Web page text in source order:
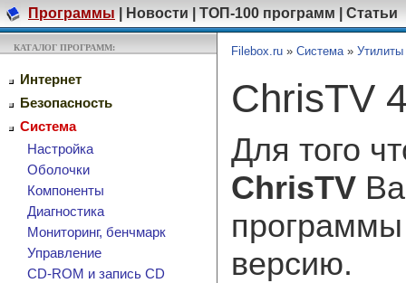
Программы Новости ТОП-100 программ Статьи
КАТАЛОГ ПРОГРАММ:
Интернет
Безопасность
Система
Настройка
Оболочки
Компоненты
Диагностика
Мониторинг, бенчмарк
Управление
CD-ROM и запись CD
Filebox.ru » Система» Утилиты
ChrisTV
Для того
ChrisTV
версию.